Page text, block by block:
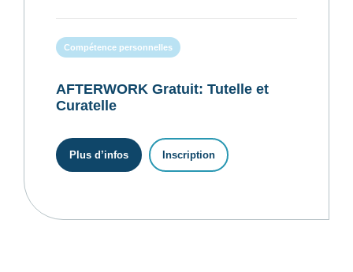
Compétence personnelles
AFTERWORK Gratuit: Tutelle et
Curatelle
Plus d’infos Inscription